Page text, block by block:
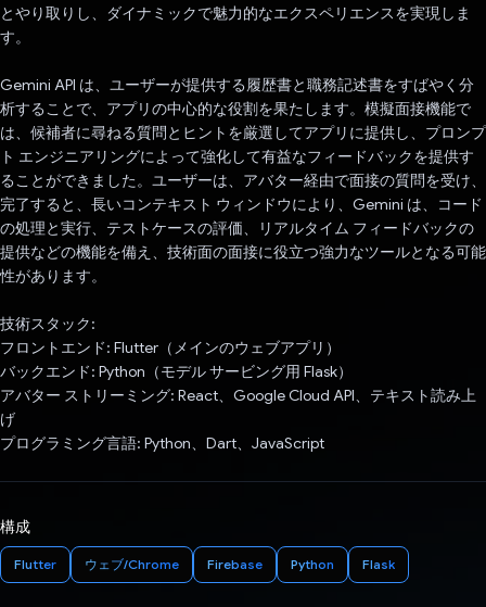
とやり取りし、ダイナミックで魅力的なエクスペリエンスを実現しま
す。
Gemini API は、ユーザーが提供する履歴書と職務記述書をすばやく分
析することで、アプリの中心的な役割を果たします。模擬面接機能で
は、候補者に尋ねる質問とヒントを厳選してアプリに提供し、プロンプ
ト エンジニアリングによって強化して有益なフィードバックを提供す
ることができました。ユーザーは、アバター経由で面接の質問を受け、
完了すると、長いコンテキスト ウィンドウにより、Gemini は、コード
の処理と実行、テストケースの評価、リアルタイム フィードバックの
提供などの機能を備え、技術面の面接に役立つ強力なツールとなる可能
性があります。
技術スタック:
フロントエンド: Flutter（メインのウェブアプリ）
バックエンド: Python（モデル サービング用 Flask）
アバター ストリーミング: React、Google Cloud API、テキスト読み上
げ
プログラミング言語: Python、Dart、JavaScript
構成
Flutter ウェブ/Chrome Firebase Python Flask